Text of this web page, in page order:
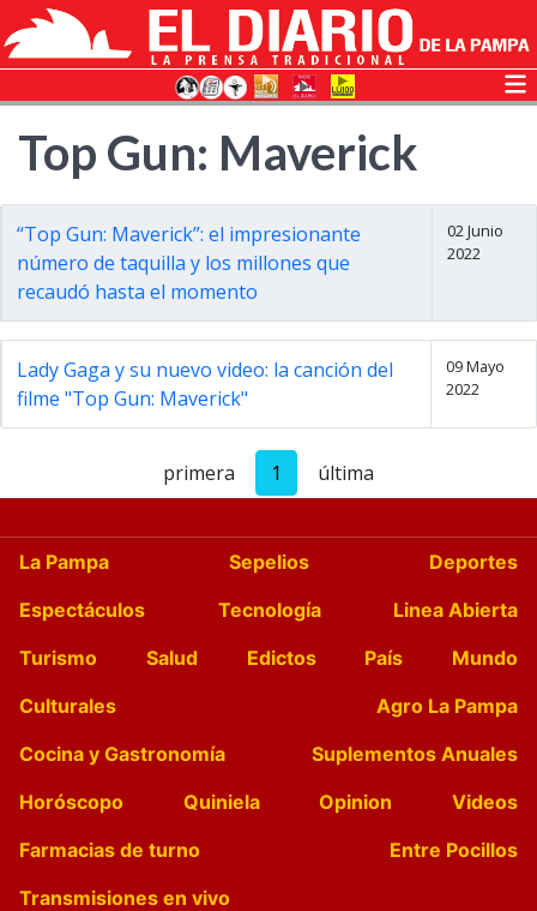
Top Gun: Maverick
“Top Gun: Maverick”: el impresionante
número de taquilla y los millones que
recaudó hasta el momento
02 Junio
2022
Lady Gaga y su nuevo video: la canción del
filme "Top Gun: Maverick"
09 Mayo
2022
primera 1 última
La Pampa Sepelios
Deportes
Espectáculos
Tecnología
Linea Abierta
Turismo
Salud Edictos País
Mundo
Culturales
Agro La Pampa
Cocina y Gastronomía
Suplementos Anuales
Horóscopo
Quiniela Opinion
Videos
Farmacias de turno
Entre Pocillos
Transmisiones en vivo